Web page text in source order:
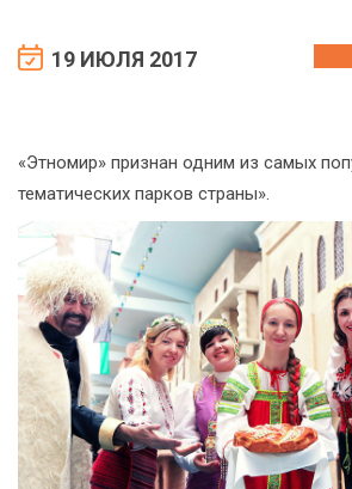
19 ИЮЛЯ 2017
«Этномир» признан одним из самых
тематических парков страны».